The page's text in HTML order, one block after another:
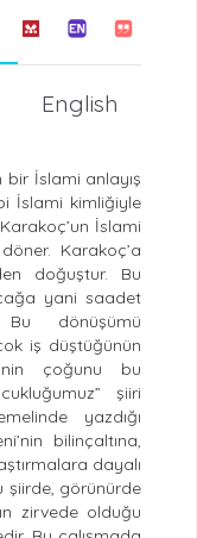
English
bir İslami anlayış
İslami kimliğiyle
İslami
Karakoç’a
doğuştur. Bu
yani saadet
dönüşümü
iş düştüğünün
çoğunu bu
şiiri
yazdığı
bilinçaltına,
dayalı
şiirde, görünürde
zirvede olduğu